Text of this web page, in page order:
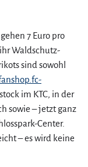
7 Euro pro
Waldschutz-
sind sowohl
im KTC, in der
sowie – jetzt ganz
Center.
– es wird keine